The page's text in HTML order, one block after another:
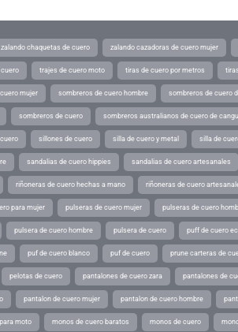
zalando chaquetas de cuero zalando cazadoras de cuero mujer
trajes de cuero moto tiras de cuero por metros
mujer sombreros de cuero hombre sombreros de cuero
sombreros de cuero sombreros australianos de cuero de
sillones de cuero silla de cuero y metal silla de
sandalias de cuero hippies sandalias de cuero artesanales
riñoneras de cuero hechas a mano riñoneras de cuero
para mujer pulseras de cuero mujer pulseras de cuero
pulsera de cuero hombre pulsera de cuero puff de cuero
puf de cuero blanco puf de cuero prune carteras de
pelotas de cuero pantalones de cuero zara pantalones de
pantalon de cuero mujer pantalon de cuero hombre
moto monos de cuero baratos monos de cuero